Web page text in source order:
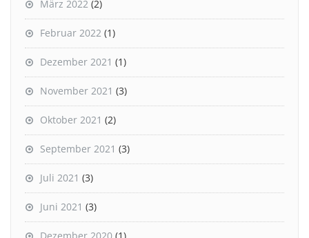
März 2022 (2)
Februar 2022 (1)
Dezember 2021 (1)
November 2021 (3)
Oktober 2021 (2)
September 2021 (3)
Juli 2021 (3)
Juni 2021 (3)